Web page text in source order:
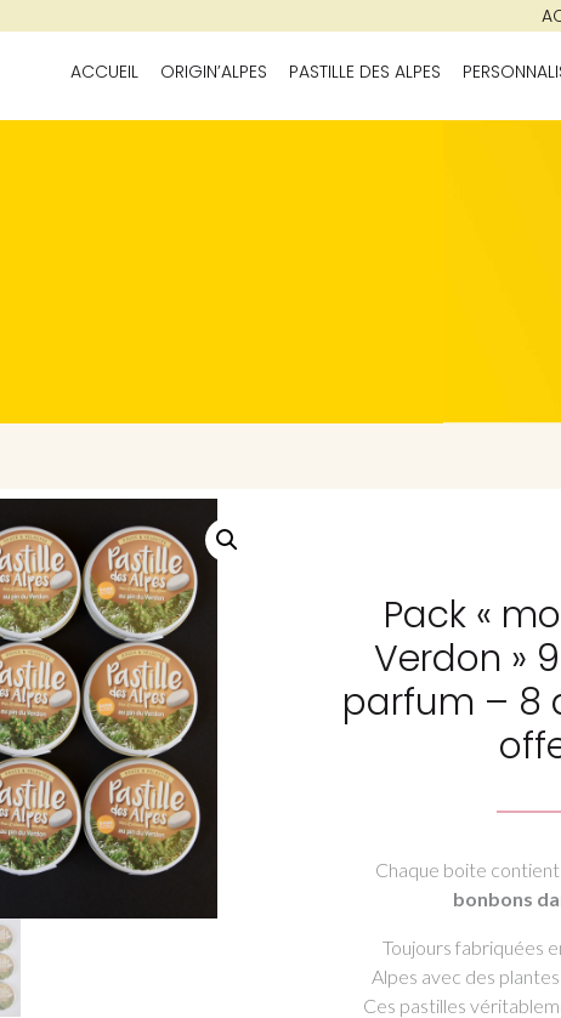
ACCUEIL ORIGIN’ALPES PASTILLE DES ALPES
Pack «
Verdon » 9
parfum – 8
Chaque boite
bonbons
Toujours fabriquées
Alpes avec des
Ces pastilles